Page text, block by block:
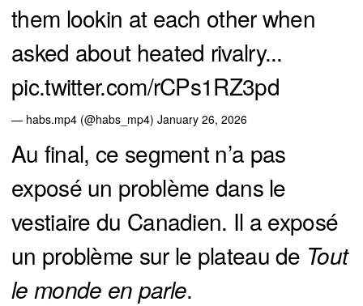
them lookin at each other when
asked about heated rivalry...
pic.twitter.com/rCPs1RZ3pd
— habs.mp4 (@habs_mp4) January 26, 2026
Au final, ce segment n’a pas
exposé un problème dans le
vestiaire du Canadien. Il a exposé
un problème sur le plateau de Tout
le monde en parle.